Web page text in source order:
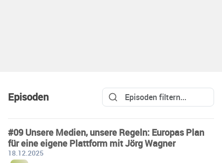
Episoden
#09 Unsere Medien, unsere Regeln: Europas Plan
für eine eigene Plattform mit Jörg Wagner
18.12.2025